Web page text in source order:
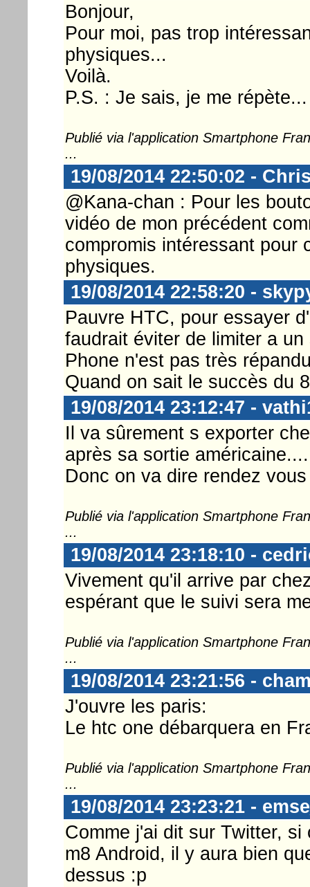
Bonjour,
Pour moi, pas trop
physiques...
Voilà.
P.S. : Je sais, je me répète...
Publié via l'application Smartphone
...
19/08/2014 22:50:02 -
@Kana-chan : Pour les
vidéo de mon précédent
compromis intéressant pour
physiques.
19/08/2014 22:58:20 -
Pauvre HTC, pour essayer
faudrait éviter de limiter a
Phone n'est pas très
Quand on sait le succès du
19/08/2014 23:12:47 -
Il va sûrement s exporter
après sa sortie
Donc on va dire rendez
Publié via l'application Smartphone
...
19/08/2014 23:18:10 -
Vivement qu'il arrive par
espérant que le suivi sera
Publié via l'application Smartphone
...
19/08/2014 23:21:56 -
J'ouvre les paris:
Le htc one débarquera en
Publié via l'application Smartphone
...
19/08/2014 23:23:21 -
Comme j'ai dit sur Twitter,
m8 Android, il y aura bien
dessus :p